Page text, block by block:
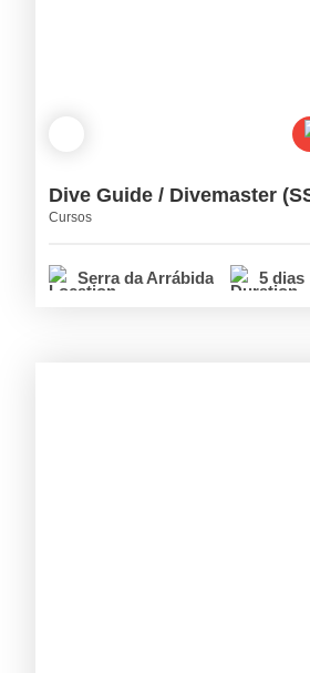
Dive Guide / Divemaster
Cursos
Serra da Arrábida 5 dias